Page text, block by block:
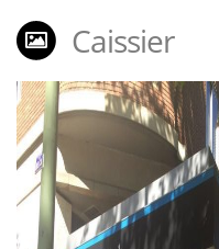
Caissier